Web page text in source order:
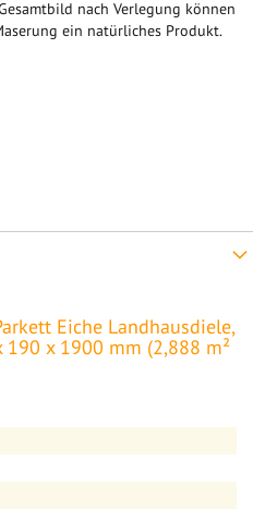
nach Verlegung können
ein natürliches Produkt.
Eiche Landhausdiele,
x 1900 mm (2,888 m²